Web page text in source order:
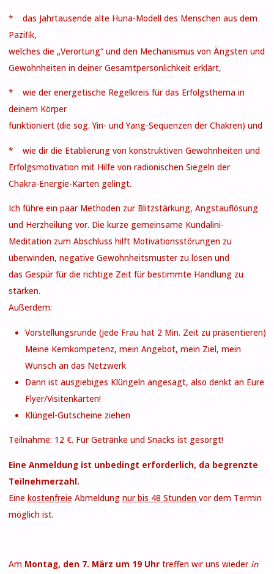
* das Jahrtausende alte Huna-Modell des Menschen aus dem
Pazifik,
welches die „Verortung“ und den Mechanismus von Ängsten und
Gewohnheiten in deiner Gesamtpersönlichkeit erklärt,
* wie der energetische Regelkreis für das Erfolgsthema in
deinem Körper
funktioniert (die sog. Yin- und Yang-Sequenzen der Chakren) und
* wie dir die Etablierung von konstruktiven Gewohnheiten und
Erfolgsmotivation mit Hilfe von radionischen Siegeln der
Chakra-Energie-Karten gelingt.
Ich führe ein paar Methoden zur Blitzstärkung, Angstauflösung
und Herzheilung vor. Die kurze gemeinsame Kundalini-
Meditation zum Abschluss hilft Motivationsstörungen zu
überwinden, negative Gewohnheitsmuster zu lösen und
das Gespür für die richtige Zeit für bestimmte Handlung zu
stärken.
Außerdem:
Vorstellungsrunde (jede Frau hat 2 Min. Zeit zu präsentieren)
Meine Kernkompetenz, mein Angebot, mein Ziel, mein
Wunsch an das Netzwerk
Dann ist ausgiebiges Klüngeln angesagt, also denkt an Eure
Flyer/Visitenkarten!
Klüngel-Gutscheine ziehen
Teilnahme: 12 €. Für Getränke und Snacks ist gesorgt!
Eine Anmeldung ist unbedingt erforderlich, da begrenzte
Teilnehmerzahl.
Eine kostenfreie Abmeldung nur bis 48 Stunden vor dem Termin
möglich ist.
Am Montag, den 7. März um 19 Uhrtreffen wir uns wieder in